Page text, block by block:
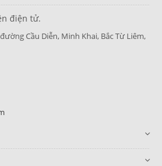
điện tử.
Cầu Diễn, Minh Khai, Bắc Từ Liêm,